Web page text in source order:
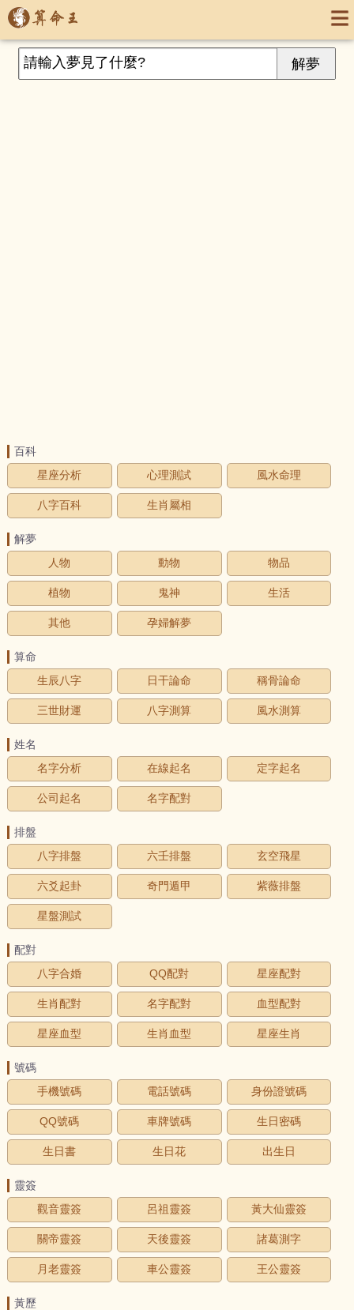
百科
星座分析
心理測試 風水命理
八字百科 生肖屬相
解夢
人物
動物 物品
植物 鬼神 生活
其他 孕婦解夢
算命
生辰八字
日干論命 稱骨論命
三世財運 八字測算 風水測算
姓名
名字分析
在線起名 定字起名
公司起名 名字配對
排盤
八字排盤
六壬排盤 玄空飛星
六爻起卦 奇門遁甲 紫薇排盤
星盤測試
配對
八字合婚
QQ配對 星座配對
生肖配對 名字配對 血型配對
星座血型 生肖血型 星座生肖
號碼
手機號碼
電話號碼 身份證號碼
QQ號碼 車牌號碼 生日密碼
生日書 生日花 出生日
靈簽
觀音靈簽
呂祖靈簽 黃大仙靈簽
關帝靈簽 天後靈簽 諸葛測字
月老靈簽 車公靈簽 王公靈簽
黃歷